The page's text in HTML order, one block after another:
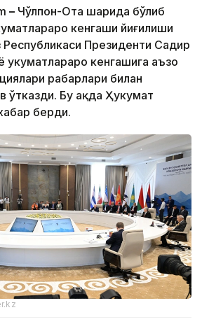
– Чўлпон-Ота шаҳрида бўлиб
кенгаши йиғилиши
Президенти Садир
кенгашига аъзо
раҳбарлари билан
Бу ҳақда Ҳукумат
берди.